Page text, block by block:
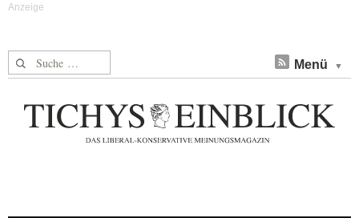
Suche nach: Menü